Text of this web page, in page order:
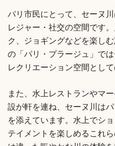
パリ市民にとって、セーヌ
レジャー・社交の空間です
ク、ジョギングなどを楽し
の「パリ・プラージュ」で
レクリエーション空間とし
また、水上レストランやマ
設が軒を連ね、セーヌ川は
を添えています。水上でシ
テイメントを楽しめるこれ